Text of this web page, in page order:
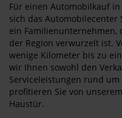
Für einen Automobilkauf
sich das Automobilecenter
ein Familienunternehmen,
der Region verwurzelt ist.
wenige Kilometer bis zu
wir Ihnen sowohl den
Serviceleistungen rund
profitieren Sie von
Haustür.